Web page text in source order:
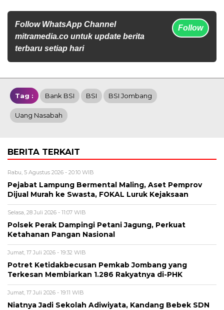
Follow WhatsApp Channel
mitramedia.co untuk update berita
terbaru setiap hari
Follow
Tag : Bank BSI BSI BSI Jombang
Uang Nasabah
BERITA TERKAIT
Rabu, 5 Agustus 2026 - 20:10 WIB
Pejabat Lampung Bermental Maling, Aset Pemprov
Dijual Murah ke Swasta, FOKAL Luruk Kejaksaan
Selasa, 28 Juli 2026 - 11:07 WIB
Polsek Perak Dampingi Petani Jagung, Perkuat
Ketahanan Pangan Nasional
Jumat, 17 Juli 2026 - 19:32 WIB
Potret Ketidakbecusan Pemkab Jombang yang
Terkesan Membiarkan 1.286 Rakyatnya di-PHK
Jumat, 17 Juli 2026 - 19:11 WIB
Niatnya Jadi Sekolah Adiwiyata, Kandang Bebek SDN